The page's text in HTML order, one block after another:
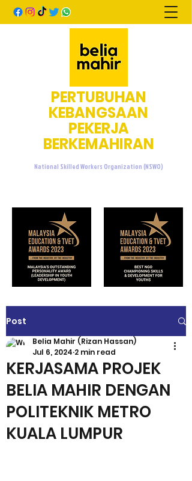
PERTUBUHAN
KEBANGSAAN
PEKERJA
BERKEMAHIRAN
National Skilled Workers Organization (NSWO)
Post
KERJASAMA PROJEK
BELIA MAHIR DENGAN
POLITEKNIK METRO
KUALA LUMPUR
Belia Mahir (Rizan Hassan)
Jul 6, 2024 2 min read